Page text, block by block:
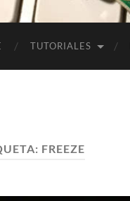
TUTORIALES
FREEZE